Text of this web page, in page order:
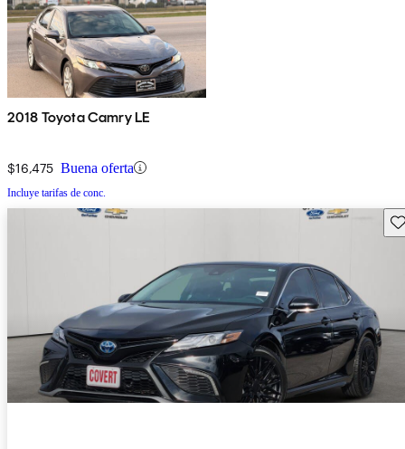
2018 Toyota Camry LE
$16,475 Buena oferta
Incluye tarifas de conc.